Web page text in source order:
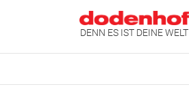
DENN ES IST DEINE WELT